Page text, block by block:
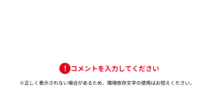
コメントを入力してください
※正しく表示されない場合があるため、環境依存文字の使用はお控えください。​